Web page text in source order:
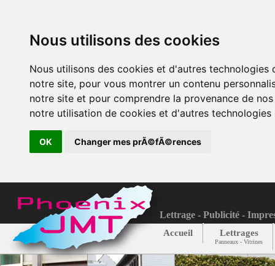
Nous utilisons des cookies
Nous utilisons des cookies et d'autres
notre site, pour vous montrer un contenu
notre site et pour comprendre la provenance de
notre utilisation de cookies et d'autres technologies
OK Changer mes prÃ©fÃ©rences
Lettrage - Publicité -
Accueil Lettrages
Panneaux - Vitrines